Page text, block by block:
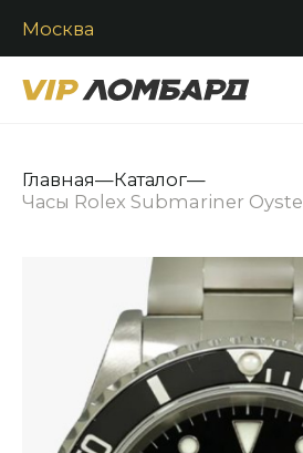
Москва
Продать
Часы Ювелирные изделия
+7 (916) 2900-222
Главная—Каталог—
Часы Rolex Submariner